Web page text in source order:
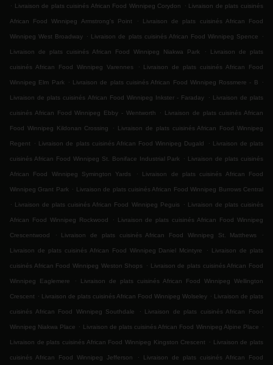
. Livraison de plats cuisinés African Food Winnipeg Corydon . Livraison de plats cuisinés
African Food Winnipeg Armstrong's Point . Livraison de plats cuisinés African Food
Winnipeg West Broadway . Livraison de plats cuisinés African Food Winnipeg Spence .
Livraison de plats cuisinés African Food Winnipeg Niakwa Park . Livraison de plats
cuisinés African Food Winnipeg Varennes . Livraison de plats cuisinés African Food
Winnipeg Elm Park . Livraison de plats cuisinés African Food Winnipeg Rossmere - B .
Livraison de plats cuisinés African Food Winnipeg Inkster - Faraday . Livraison de plats
cuisinés African Food Winnipeg Ebby - Wentworth . Livraison de plats cuisinés African
Food Winnipeg Kildonan Crossing . Livraison de plats cuisinés African Food Winnipeg
Regent . Livraison de plats cuisinés African Food Winnipeg Dugald . Livraison de plats
cuisinés African Food Winnipeg St. Boniface Industrial Park . Livraison de plats cuisinés
African Food Winnipeg Symington Yards . Livraison de plats cuisinés African Food
Winnipeg Grant Park . Livraison de plats cuisinés African Food Winnipeg Burrows Central
. Livraison de plats cuisinés African Food Winnipeg Peguis . Livraison de plats cuisinés
African Food Winnipeg Rockwood . Livraison de plats cuisinés African Food Winnipeg
Crescentwood . Livraison de plats cuisinés African Food Winnipeg St. Matthews .
Livraison de plats cuisinés African Food Winnipeg Daniel Mcintyre . Livraison de plats
cuisinés African Food Winnipeg Weston Shops . Livraison de plats cuisinés African Food
Winnipeg Eaglemere . Livraison de plats cuisinés African Food Winnipeg Wellington
Crescent . Livraison de plats cuisinés African Food Winnipeg Wolseley . Livraison de plats
cuisinés African Food Winnipeg Southdale . Livraison de plats cuisinés African Food
Winnipeg Niakwa Place . Livraison de plats cuisinés African Food Winnipeg Alpine Place .
Livraison de plats cuisinés African Food Winnipeg Kingston Crescent . Livraison de plats
cuisinés African Food Winnipeg Jefferson . Livraison de plats cuisinés African Food